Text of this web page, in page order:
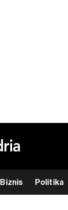
Biznis Politika